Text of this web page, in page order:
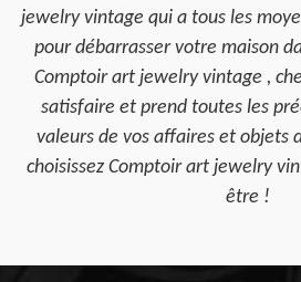
jewelry vintage qui a tous les
pour débarrasser votre maison
Comptoir art jewelry vintage ,
satisfaire et prend toutes les
valeurs de vos affaires et objets
choisissez Comptoir art jewelry
être !